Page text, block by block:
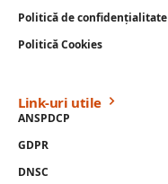
Politică de confidențialitate
Politică Cookies
Link-uri utile
ANSPDCP
GDPR
DNSC